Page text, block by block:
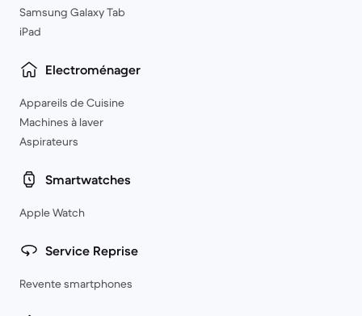
Samsung Galaxy Tab
iPad
Electroménager
Appareils de Cuisine
Machines à laver
Aspirateurs
Smartwatches
Apple Watch
Service Reprise
Revente smartphones